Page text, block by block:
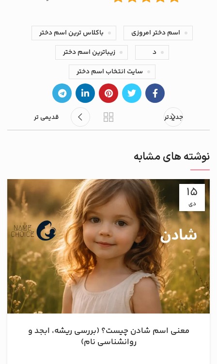
اسم دختر امروزی
باکلاس ترین اسم دختر
د
زیباترین اسم دختر
سایت انتخاب اسم دختر
جدیدتر قدیمی تر
نوشته های مشابه
15
دی
معنی اسم شادن چیست؟ (بررسی ریشه، ابجد و
روانشناسی نام)